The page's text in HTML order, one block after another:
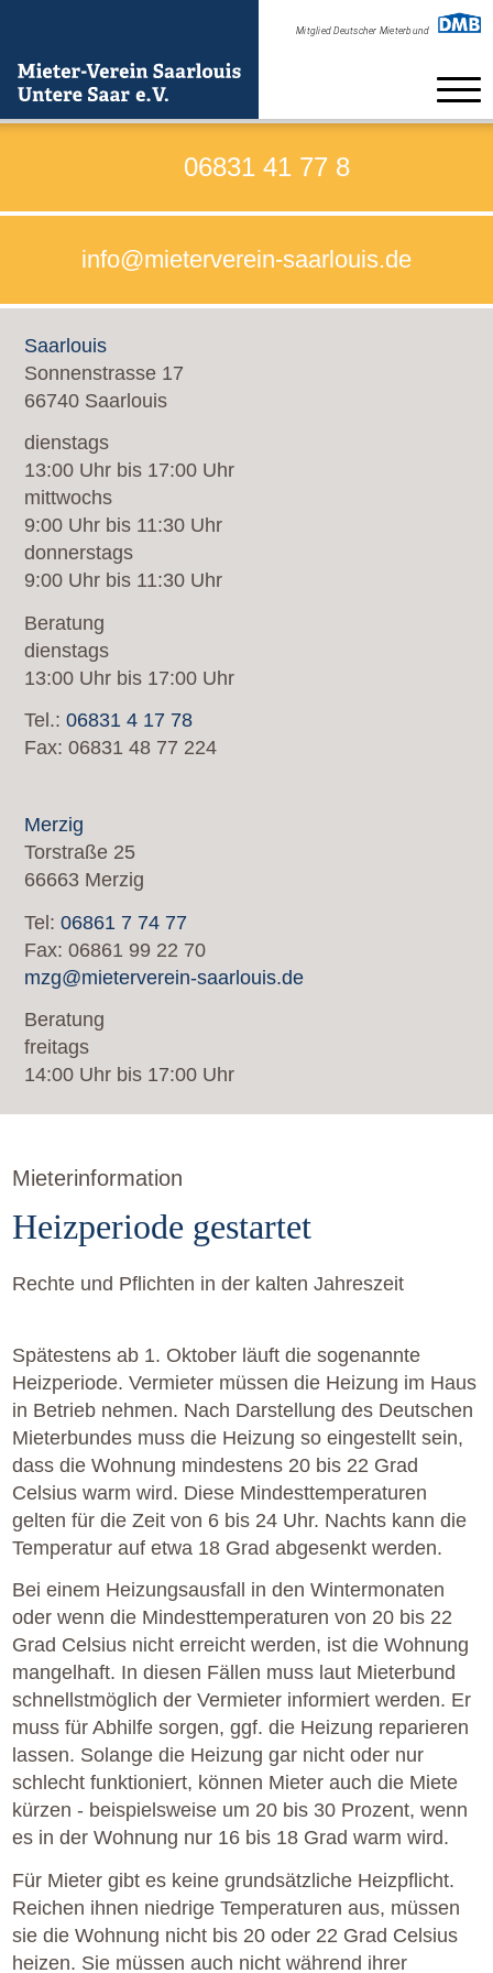
Beratung
Verein
Formulare zum Beitritt
Satzung
Kontakt
Neuigkeiten
Mieterinformation
Heizperiode gestartet
Rechte und Pflichten in der kalten Jahreszeit
Spätestens ab 1. Oktober läuft die sogenannte
Heizperiode. Vermieter müssen die Heizung im Haus
in Betrieb nehmen. Nach Darstellung des Deutschen
Mieterbundes muss die Heizung so eingestellt sein,
dass die Wohnung mindestens 20 bis 22 Grad
Celsius warm wird. Diese Mindesttemperaturen
gelten für die Zeit von 6 bis 24 Uhr. Nachts kann die
Temperatur auf etwa 18 Grad abgesenkt werden.
Bei einem Heizungsausfall in den Wintermonaten
oder wenn die Mindesttemperaturen von 20 bis 22
Grad Celsius nicht erreicht werden, ist die Wohnung
mangelhaft. In diesen Fällen muss laut Mieterbund
schnellstmöglich der Vermieter informiert werden. Er
muss für Abhilfe sorgen, ggf. die Heizung reparieren
lassen. Solange die Heizung gar nicht oder nur
schlecht funktioniert, können Mieter auch die Miete
kürzen - beispielsweise um 20 bis 30 Prozent, wenn
es in der Wohnung nur 16 bis 18 Grad warm wird.
Für Mieter gibt es keine grundsätzliche Heizpflicht.
Reichen ihnen niedrige Temperaturen aus, müssen
sie die Wohnung nicht bis 20 oder 22 Grad Celsius
heizen. Sie müssen auch nicht während ihrer
06831 41 77 8
info@mieterverein-saarlouis.de
Saarlouis
Sonnenstrasse 17
66740 Saarlouis
dienstags
13:00 Uhr bis 17:00 Uhr
mittwochs
9:00 Uhr bis 11:30 Uhr
donnerstags
9:00 Uhr bis 11:30 Uhr
Beratung
dienstags
13:00 Uhr bis 17:00 Uhr
Tel.:06831 4 17 78
Fax: 06831 48 77 224
Merzig
Torstraße 25
66663 Merzig
Tel:06861 7 74 77
Fax: 06861 99 22 70
mzg@mieterverein-saarlouis.de
Beratung
freitags
14:00 Uhr bis 17:00 Uhr